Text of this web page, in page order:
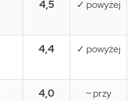
4,5 ✓ powyżej
4,4 ✓ powyżej
4,0
~ przy